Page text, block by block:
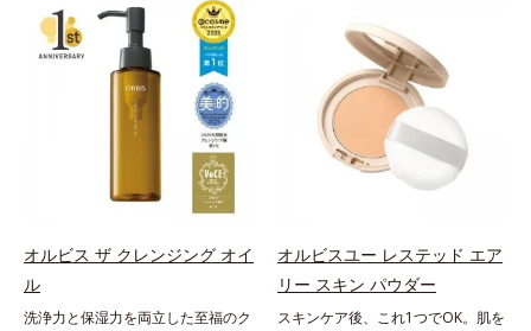
オルビス ザ クレンジング オイ
ル
洗浄力と保湿力を両立した至福のク
オルビスユー レステッド エア
リー スキン パウダー
スキンケア後、これ1つでOK。肌を